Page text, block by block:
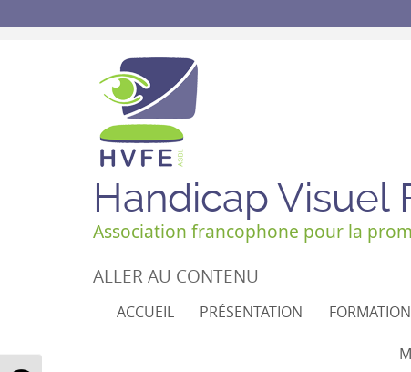
Handicap Visuel
Association francophone pour la
ALLER AU CONTENU
ACCUEIL PRÉSENTATION FORMATION